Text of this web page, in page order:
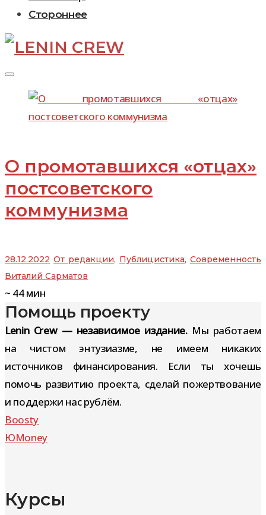
Стороннее
День:
О промотавшихся «отцах»
постсоветского
коммунизма
28.12.2022 От редакции, Публицистика, Современность
Виталий Сарматов
~ 44мин
Помощь проекту
Lenin Crew — независимое издание.Мы работаем
на чистом энтузиазме, не имеем никаких
источников финансирования. Если ты хочешь
помочь развитию проекта, сделай пожертвование
и поддержи нас рублём.
Boosty
ЮMoney
Курсы